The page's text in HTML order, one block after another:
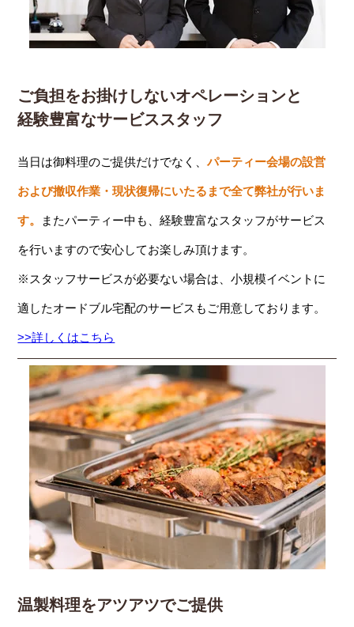
ご負担をお掛けしないオペレーションと
経験豊富なサービススタッフ
当日は御料理のご提供だけでなく、パーティー会場の設営
および撤収作業・現状復帰にいたるまで全て弊社が行いま
す。 またパーティー中も、経験豊富なスタッフがサービス
を行いますので安心してお楽しみ頂けます。
※スタッフサービスが必要ない場合は、小規模イベントに
適したオードブル宅配のサービスもご用意しております。
>>詳しくはこちら
温製料理をアツアツでご提供